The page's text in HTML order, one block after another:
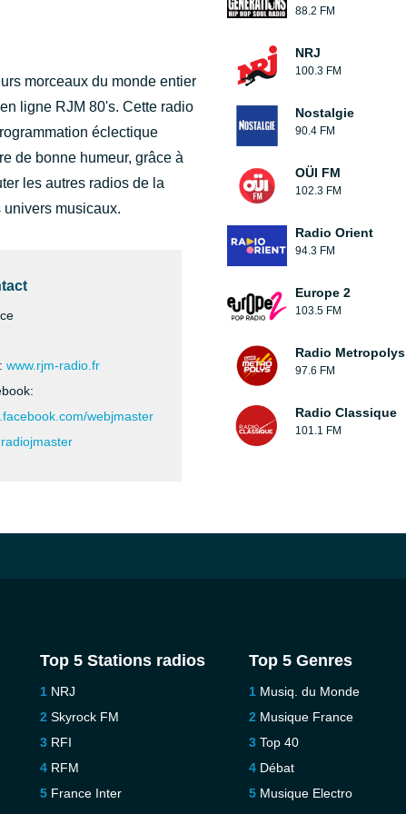
morceaux du monde entier
ligne RJM 80's. Cette radio
éclectique
de bonne humeur, grâce à
les autres radios de la
musicaux.
www.rjm-radio.fr
webjmaster
88.2 FM
NRJ
100.3 FM
Nostalgie
90.4 FM
OÜI FM
102.3 FM
Radio Orient
94.3 FM
Europe 2
103.5 FM
Radio Metropolys
97.6 FM
Radio Classique
101.1 FM
Top 5 Stations radios
NRJ
Skyrock FM
RFI
RFM
France Inter
Top 5 Genres
Musiq. du Monde
Musique France
Top 40
Débat
Musique Electro